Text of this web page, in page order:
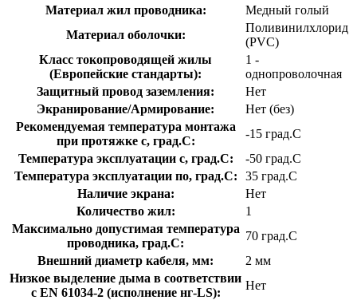
Материал жил проводника:
Медный голый
Материал оболочки:
Поливинилхлорид
(PVC)
Класс токопроводящей жилы
(Европейские стандарты):
1 -
однопроволочная
Защитный провод заземления:
Нет
Экранирование/Армирование:
Нет (без)
Рекомендуемая температура монтажа
при протяжке с, град.C:
-15 град.C
Температура эксплуатации с, град.C:
-50 град.C
Температура эксплуатации по, град.C:
35 град.C
Наличие экрана:
Нет
Количество жил:
1
Максимально допустимая температура
проводника, град.C:
70 град.C
Внешний диаметр кабеля, мм:
2 мм
Низкое выделение дыма в соответствии
с EN 61034-2 (исполнение нг-LS):
Нет